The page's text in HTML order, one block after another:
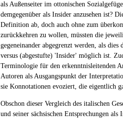
als Außenseiter im ottonischen
demgegenüber als Insider anzusehen ist?
Definition ab, doch auch ohne zum
zurückkehren zu wollen, müssten die
gegeneinander abgegrenzt werden, als
versus (abgestufte) 'Insider' möglich ist.
Terminologie für den erkenntnisleitenden
Autoren als Ausgangspunkt der
sie Konnotationen evoziert, die eigentlich
Obschon dieser Vergleich des italischen
und seiner sächsischen Entsprechungen